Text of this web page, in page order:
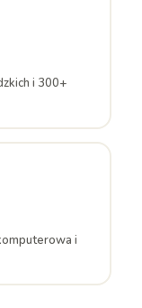
i 300+
i